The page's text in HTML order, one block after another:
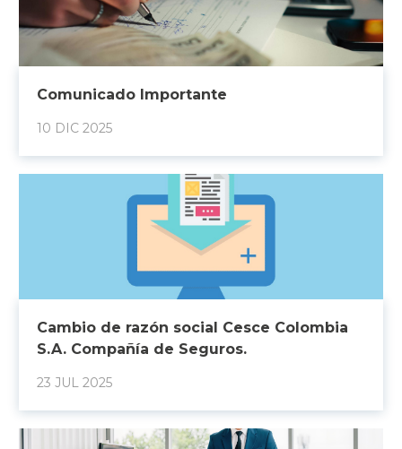
Comunicado Importante
10 DIC 2025
Cambio de razón social Cesce Colombia
S.A. Compañía de Seguros.
23 JUL 2025